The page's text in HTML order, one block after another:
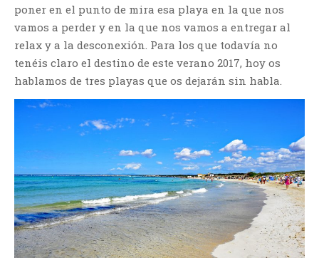
poner en el punto de mira esa playa en la que nos
vamos a perder y en la que nos vamos a entregar al
relax y a la desconexión. Para los que todavía no
tenéis claro el destino de este verano 2017, hoy os
hablamos de tres playas que os dejarán sin habla.